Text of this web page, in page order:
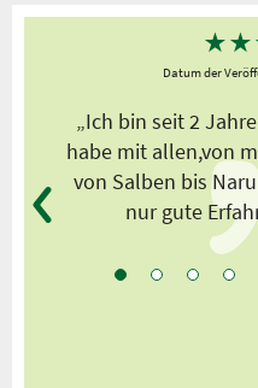
★★
Datum der
„Ich bin seit 2
habe mit allen,von
von Salben bis
nur gute